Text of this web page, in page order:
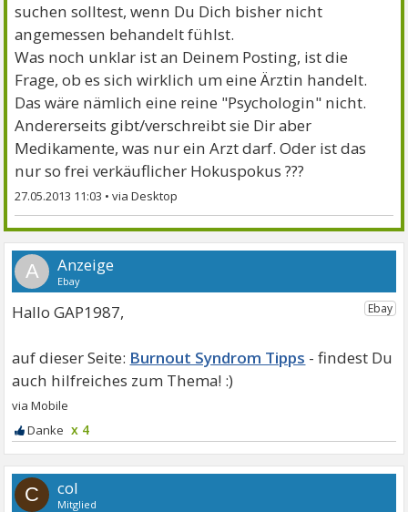
suchen solltest, wenn Du Dich bisher nicht
angemessen behandelt fühlst.
Was noch unklar ist an Deinem Posting, ist die
Frage, ob es sich wirklich um eine Ärztin handelt.
Das wäre nämlich eine reine "Psychologin" nicht.
Andererseits gibt/verschreibt sie Dir aber
Medikamente, was nur ein Arzt darf. Oder ist das
nur so frei verkäuflicher Hokuspokus ???
27.05.2013 11:03 •
A
Hallo GAP1987,
Burnout Syndrom Tipps
x 4
C col
Mitglied